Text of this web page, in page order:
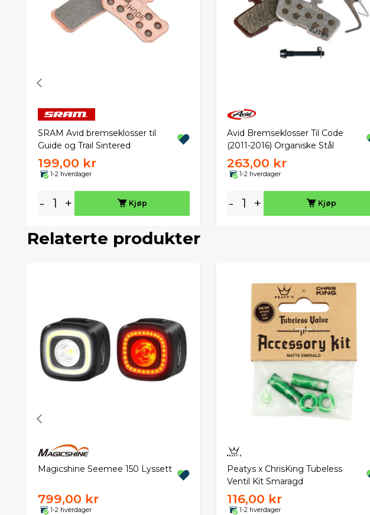
SRAM Avid bremseklosser til
Guide og Trail Sintered
199,00 kr
1-2 hverdager
- + Kjøp
Avid Bremseklosser Til Code
(2011-2016) Organiske Stål
263,00 kr
1-2 hverdager
- + Kjøp
Relaterte produkter
Magicshine Seemee 150 Lyssett
799,00 kr
1-2 hverdager
Peatys x ChrisKing Tubeless
Ventil Kit Smaragd
116,00 kr
1-2 hverdager